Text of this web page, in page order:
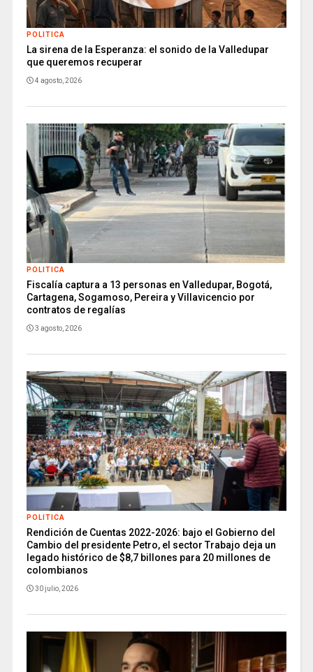
POLITICA
La sirena de la Esperanza: el sonido de la Valledupar
que queremos recuperar
4 agosto, 2026
POLITICA
Fiscalía captura a 13 personas en Valledupar, Bogotá,
Cartagena, Sogamoso, Pereira y Villavicencio por
contratos de regalías
3 agosto, 2026
POLITICA
Rendición de Cuentas 2022-2026: bajo el Gobierno del
Cambio del presidente Petro, el sector Trabajo deja un
legado histórico de $8,7 billones para 20 millones de
colombianos
30 julio, 2026